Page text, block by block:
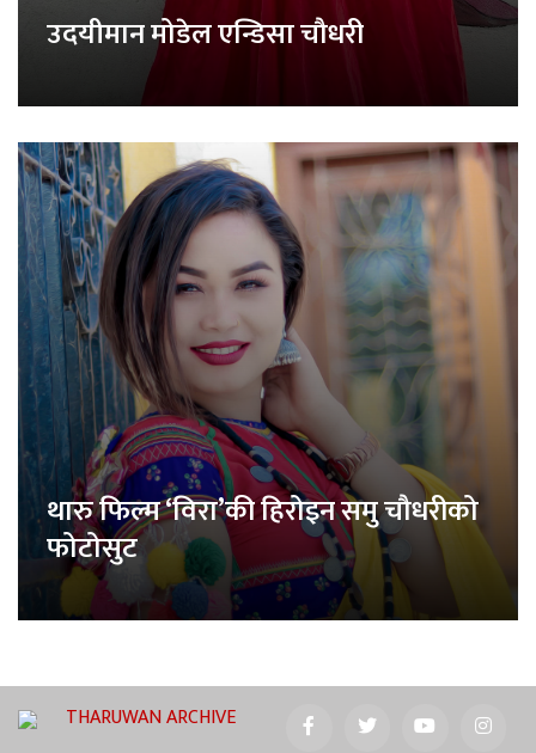
उदयीमान मोडेल एन्डिसा चौधरी
थारु फिल्म ‘विरा’की हिरोइन समु चौधरीको
फोटोसुट
THARUWAN ARCHIVE